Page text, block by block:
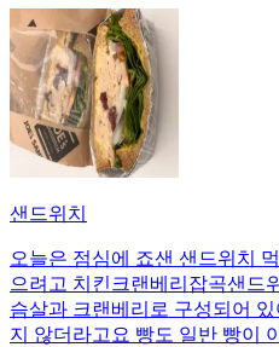
샌드위치
오늘은 점심에 죠샌 샌드위치
으려고 치킨크랜베리잡곡샌드
슴살과 크랜베리로 구성되어
지 않더라고요 빵도 일반 빵이